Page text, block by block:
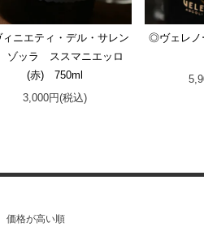
ニエティ・デル・サレン
ゾッラ ススマニエッロ
(赤) 750ml
3,000円(税込)
◎ヴェレ
価格が高い順